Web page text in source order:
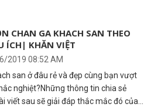
CHAN GA KHACH SAN THEO
ÍCH| KHĂN VIỆT
2019 08:52 AM
san ở đâu rẻ và đẹp cùng bạn vượt
nghiệt?Những thông tin chia sẻ
viết sau sẽ giải đáp thắc mắc đó của